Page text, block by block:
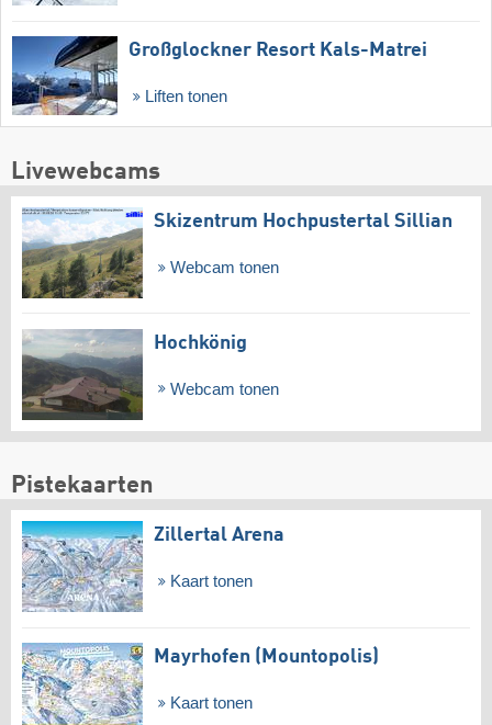
Großglockner Resort Kals-Matrei
Liften tonen
Livewebcams
Skizentrum Hochpustertal Sillian
Webcam tonen
Hochkönig
Webcam tonen
Pistekaarten
Zillertal Arena
Kaart tonen
Mayrhofen (Mountopolis)
Kaart tonen